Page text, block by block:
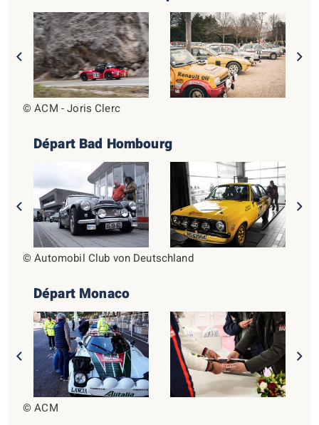
© ACM - Joris Clerc
Départ Bad Hombourg
© Automobil Club von Deutschland
Départ Monaco
© ACM